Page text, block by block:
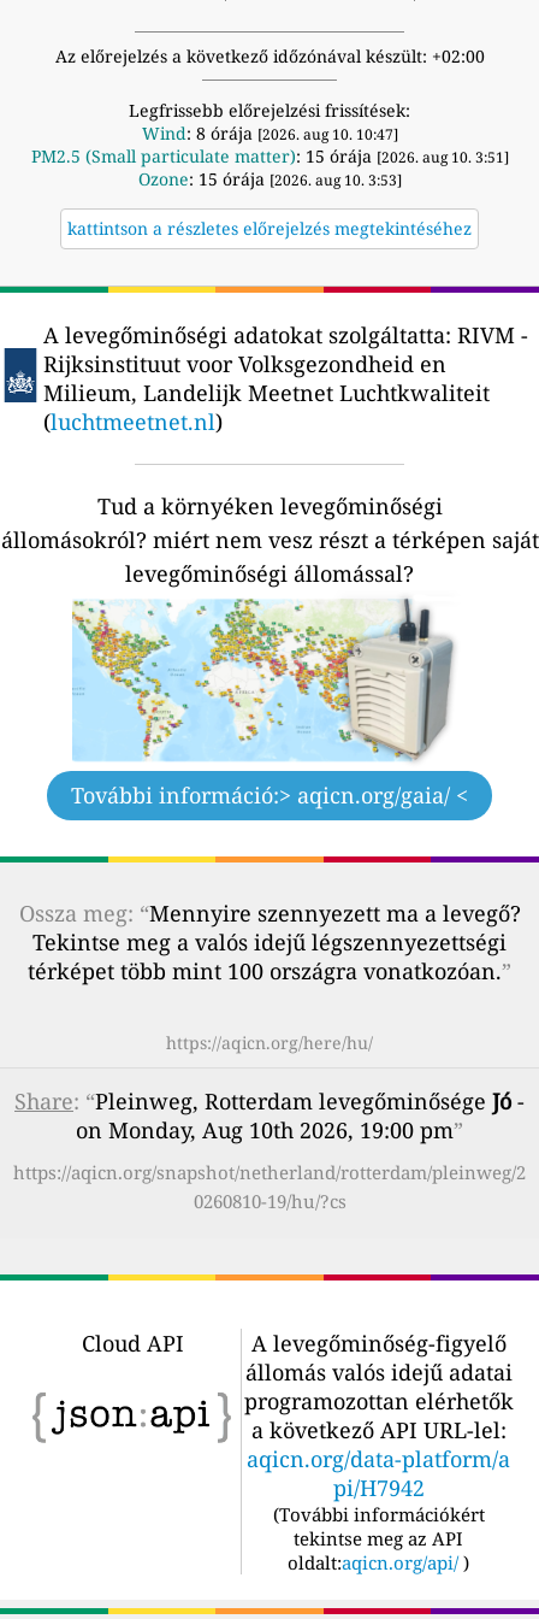
Az előrejelzés a következő időzónával készült: +02:00
Legfrissebb előrejelzési frissítések:
Wind: 8 órája [2026. aug 10. 10:47]
PM2.5 (Small particulate matter): 15 órája [2026. aug 10. 3:51]
Ozone: 15 órája [2026. aug 10. 3:53]
kattintson a részletes előrejelzés megtekintéséhez
A levegőminőségi adatokat szolgáltatta: RIVM -
Rijksinstituut voor Volksgezondheid en
Milieum, Landelijk Meetnet Luchtkwaliteit
(luchtmeetnet.nl)
Tud a környéken levegőminőségi
állomásokról? miért nem vesz részt a térképen saját
levegőminőségi állomással?
További információ:> aqicn.org/gaia/ <
Ossza meg: “Mennyire szennyezett ma a levegő?
Tekintse meg a valós idejű légszennyezettségi
térképet több mint 100 országra vonatkozóan.”
https://aqicn.org/here/hu/
Share: “Pleinweg, Rotterdam levegőminősége Jó-
on Monday, Aug 10th 2026, 19:00 pm”
https://aqicn.org/snapshot/netherland/rotterdam/pleinweg/2
0260810-19/hu/?cs
Cloud API
A levegőminőség-figyelő
állomás valós idejű adatai
programozottan elérhetők
a következő API URL-lel:
aqicn.org/data-platform/a
pi/H7942
(További információkért
tekintse meg az API
oldalt:aqicn.org/api/ )